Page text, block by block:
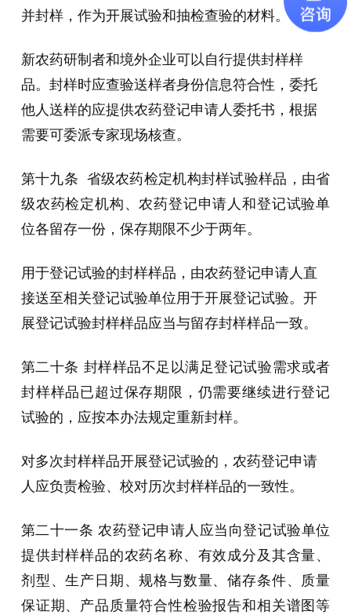
并封样，作为开展试验和抽检查验的材料。
新农药研制者和境外企业可以自行提供封样样
品。封样时应查验送样者身份信息符合性，委托
他人送样的应提供农药登记申请人委托书，根据
需要可委派专家现场核查。
第十九条 省级农药检定机构封样试验样品，由省
级农药检定机构、农药登记申请人和登记试验单
位各留存一份，保存期限不少于两年。
用于登记试验的封样样品，由农药登记申请人直
接送至相关登记试验单位用于开展登记试验。开
展登记试验封样样品应当与留存封样样品一致。
第二十条 封样样品不足以满足登记试验需求或者
封样样品已超过保存期限，仍需要继续进行登记
试验的，应按本办法规定重新封样。
对多次封样样品开展登记试验的，农药登记申请
人应负责检验、校对历次封样样品的一致性。
第二十一条 农药登记申请人应当向登记试验单位
提供封样样品的农药名称、有效成分及其含量、
剂型、生产日期、规格与数量、储存条件、质量
保证期、产品质量符合性检验报告和相关谱图等